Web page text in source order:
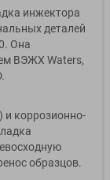
инжектора
деталей
Она
ВЭЖХ Waters,
и коррозионно-
образцов.